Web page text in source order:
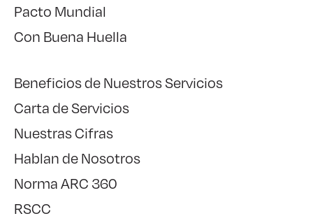
Pacto Mundial
Con Buena Huella
Beneficios de Nuestros Servicios
Carta de Servicios
Nuestras Cifras
Hablan de Nosotros
Norma ARC 360
RSCC